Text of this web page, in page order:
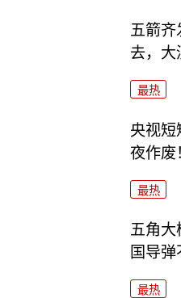
五箭齐
去，大
最热
央视短
夜作废
最热
五角大
国导弹
最热